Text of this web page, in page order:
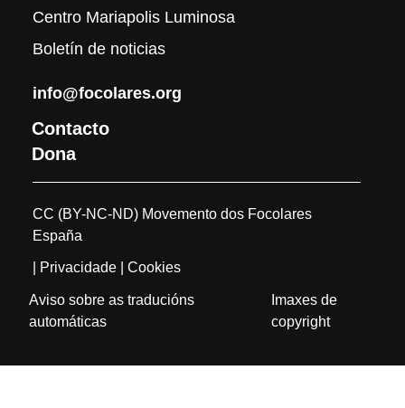
Centro Mariapolis Luminosa
Boletín de noticias
info@focolares.org
Contacto
Dona
CC (BY-NC-ND) Movemento dos Focolares
España
| Privacidade | Cookies
Aviso sobre as traducións
automáticas
Imaxes de
copyright